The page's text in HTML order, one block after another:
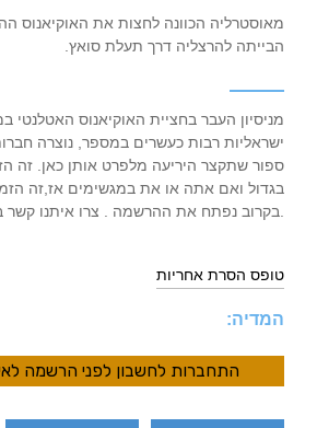
מאוסטרליה הכוונה לחצות את האוקיאנוס
הבייתה להרצליה דרך תעלת סואץ.
מניסיון העבר בחציית האוקיאנוס האטלנטי
ישראליות רבות כעשרים במספר, נוצרה
ספור שתקצר היריעה מלפרט אותן כאן. זה
בגדול ואם אתה או את במגשימים אז,זה
.בקרוב נפתח את ההרשמה . צרו איתנו קשר
טופס הסרת אחריות
המדיה:
התחברות לחשבון לפני הרשמה